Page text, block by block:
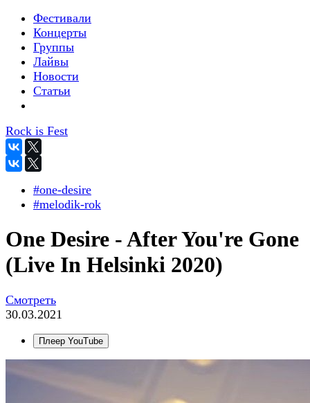
Фестивали
Концерты
Группы
Лайвы
Новости
Статьи
Rock is Fest
#one-desire
#melodik-rok
One Desire - After You're Gone
(Live In Helsinki 2020)
Смотреть
30.03.2021
Плеер YouTube